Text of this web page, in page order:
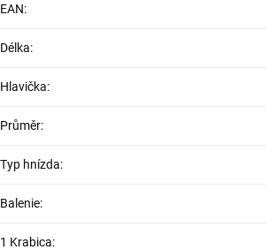
EAN:
Délka:
Hlavička:
Průměr:
Typ hnízda:
Balenie:
1 Krabica: